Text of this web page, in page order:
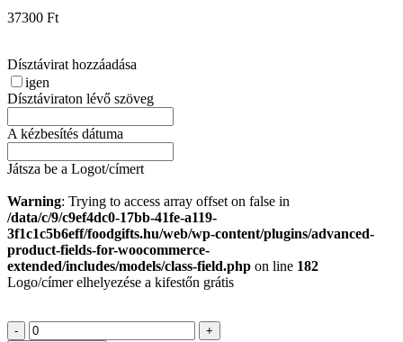
37300 Ft
Dísztávirat hozzáadása
igen
Dísztáviraton lévő szöveg
A kézbesítés dátuma
Játsza be a Logot/címert
Warning: Trying to access array offset on false in
/data/c/9/c9ef4dc0-17bb-41fe-a119-
3f1c1c5b6eff/foodgifts.hu/web/wp-content/plugins/advanced-
product-fields-for-woocommerce-
extended/includes/models/class-field.php on line 182
Logo/címer elhelyezése a kifestőn grátis